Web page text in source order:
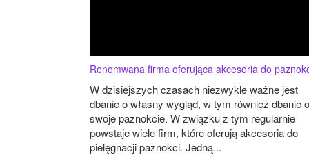
Renomwana firma oferująca akcesoria do
W dzisiejszych czasach niezwykle ważne jest
dbanie o własny wygląd, w tym również dbanie o
swoje paznokcie. W związku z tym regularnie
powstaje wiele firm, które oferują akcesoria do
pielęgnacji paznokci. Jedną...